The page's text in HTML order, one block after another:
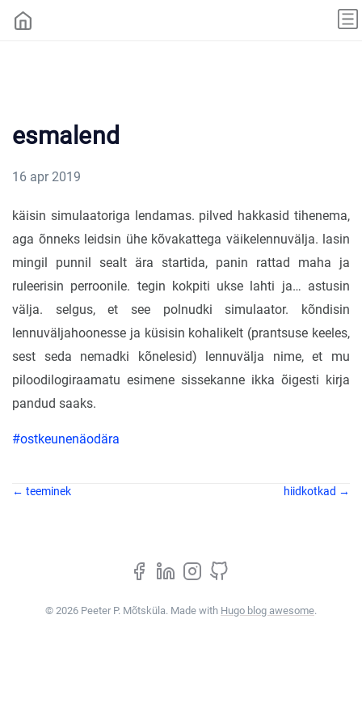
esmalend
16 apr 2019
käisin simulaatoriga lendamas. pilved hakkasid tihenema,
aga õnneks leidsin ühe kõvakattega väikelennuvälja. lasin
mingil punnil sealt ära startida, panin rattad maha ja
ruleerisin perroonile. tegin kokpiti ukse lahti ja… astusin
välja. selgus, et see polnudki simulaator. kõndisin
lennuväljahoonesse ja küsisin kohalikelt (prantsuse keeles,
sest seda nemadki kõnelesid) lennuvälja nime, et mu
piloodilogiraamatu esimene sissekanne ikka õigesti kirja
pandud saaks.
#ostkeunenäodära
← teeminek hiidkotkad →
© 2026 Peeter P. Mõtsküla. Made with Hugo blog awesome.